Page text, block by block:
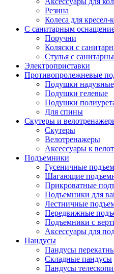
Резина
Колеса для
С санитарным
Поручни
Коляски с
Стулья с
Электроприставки
Противопролежневые
Подушки
Подушки гелевые
Подушки
Для спины
Скутеры и
Скутеры
Велотренажеры
Аксессуары к
Подъемники
Гусеничные
Шагающие
Прикроватные
Подъемники для
Лестничные
Передвижные
Подъемники с
Аксессуары для
Пандусы
Пандусы
Складные пандусы
Пандусы